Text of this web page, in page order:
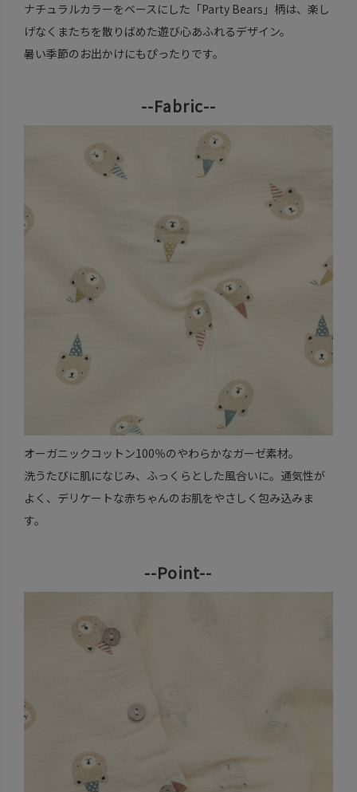
ナチュラルカラーをベースにした「Party Bears」柄は、楽し
げなくまたちを散りばめた遊び心あふれるデザイン。
暑い季節のお出かけにもぴったりです。
--Fabric--
オーガニックコットン100％のやわらかなガーゼ素材。
洗うたびに肌になじみ、ふっくらとした風合いに。通気性が
よく、デリケートな赤ちゃんのお肌をやさしく包み込みま
す。
--Point--